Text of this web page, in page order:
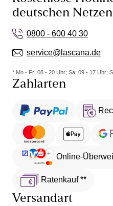
deutschen Netzen
0800 - 600 40 30
service@lascana.de
* Mo - Fr: 08 - 20 Uhr; Sa: 09 - 17 Uhr;
Zahlarten
Online-
Ratenkauf **
Versandart